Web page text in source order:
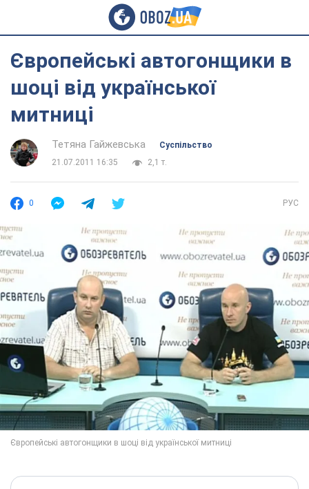
Європейські автогонщики в
шоці від української
митниці
Тетяна Гайжевська
Суспільство
21.07.2011 16:35
2,1 т.
0 РУС